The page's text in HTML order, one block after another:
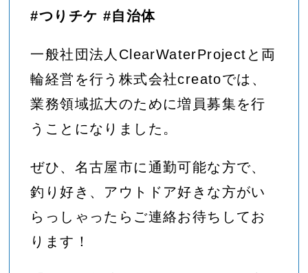
#つりチケ #自治体
一般社団法人ClearWaterProjectと両
輪経営を行う株式会社creatoでは、
業務領域拡大のために増員募集を行
うことになりました。
ぜひ、名古屋市に通勤可能な方で、
釣り好き、アウトドア好きな方がい
らっしゃったらご連絡お待ちしてお
ります！